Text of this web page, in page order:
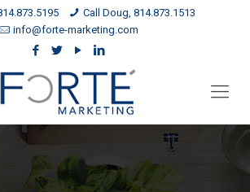
Call Doug, 814.873.1513
info@forte-marketing.com